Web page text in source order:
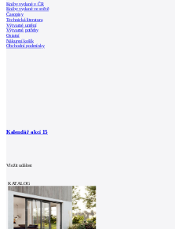
Knihy vydané v ČR
Knihy vydané ve světě
Časopisy
Technická literatura
Výtvarné umění
Výtvarné potřeby
Ostatní
Nákupní košík
Obchodní podmínky
Kalendář akcí 15
Vložit událost
KATALOG